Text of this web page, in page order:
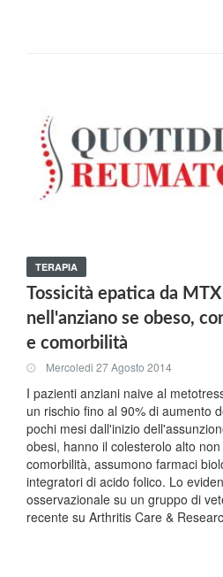
TERAPIA
Tossicità epatica da
nell'anziano se obeso,
e comorbilità
Mercoledi 27 Agosto 2014
I pazienti anziani naive al
un rischio fino al 90% di aumento
pochi mesi dall'inizio
obesi, hanno il colesterolo alto
comorbilità, assumono farmaci
integratori di acido folico. Lo
osservazionale su un gruppo di
recente su Arthritis Care &